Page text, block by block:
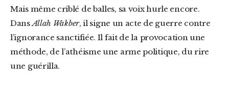
Mais même criblé de balles, sa voix hurle encore.
DansAllah Wakber, il signe un acte de guerre contre
l’ignorance sanctifiée. Il fait de la provocation une
méthode, de l’athéisme une arme politique, du rire
une guérilla.